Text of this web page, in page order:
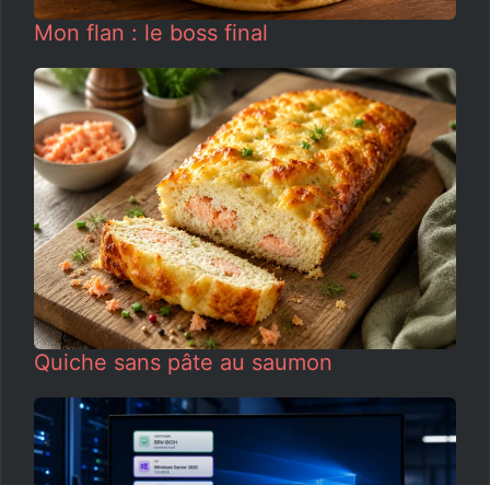
Mon flan : le boss final
Quiche sans pâte au saumon